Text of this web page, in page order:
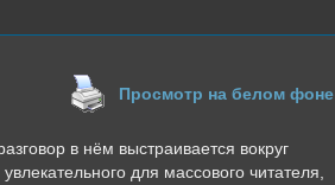
Просмотр на белом фоне
в нём выстраивается вокруг
для массового читателя,